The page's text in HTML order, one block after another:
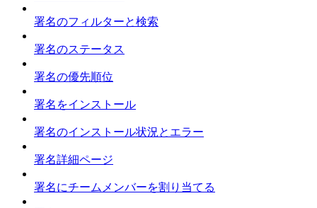
署名のフィルターと検索
署名のステータス
署名の優先順位
署名をインストール
署名のインストール状況とエラー
署名詳細ページ
署名にチームメンバーを割り当てる